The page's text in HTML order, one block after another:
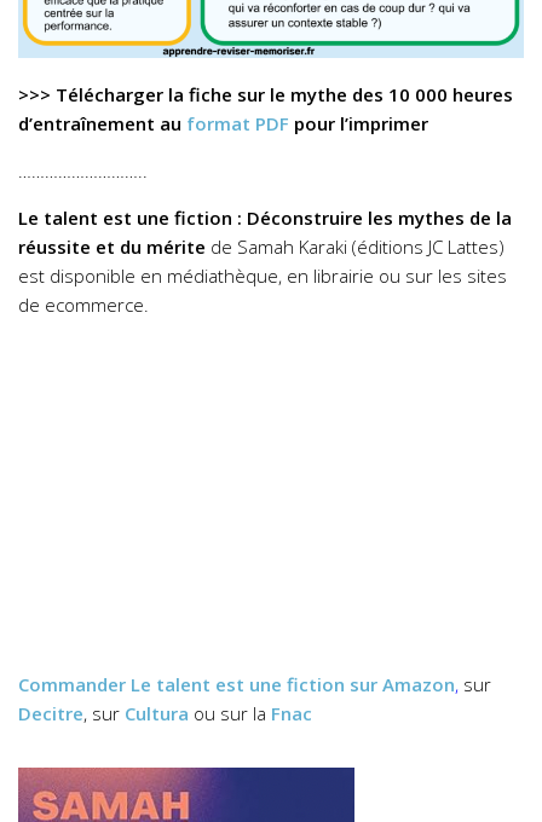
>>> Télécharger la fiche sur le mythe des 10 000 heures
d’entraînement au format PDF pour l’imprimer
Le talent est une fiction : Déconstruire les mythes de la
réussite et du mérite de Samah Karaki (éditions JC Lattes)
est disponible en médiathèque, en librairie ou sur les sites
de ecommerce.
Commander Le talent est une fiction sur Amazon, sur
Decitre, sur Cultura ou sur la Fnac